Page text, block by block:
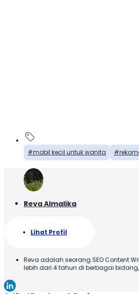
mobil kecil untuk wanita
Reva Almalika
Lihat Profil
Reva adalah seorang SEO Content
lebih dari 4 tahun di berbagai
informatif, menarik, dan mudah